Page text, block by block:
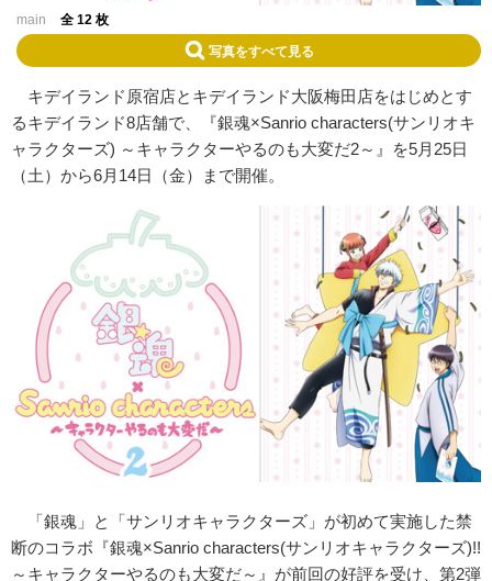
main 全 12 枚
写真をすべて見る
キデイランド原宿店とキデイランド大阪梅田店をはじめとす
るキデイランド8店舗で、『銀魂×Sanrio characters(サンリオキ
ャラクターズ) ～キャラクターやるのも大変だ2～』を5月25日
（土）から6月14日（金）まで開催。
「銀魂」と「サンリオキャラクターズ」が初めて実施した禁
断のコラボ『銀魂×Sanrio characters(サンリオキャラクターズ)!!
～キャラクターやるのも大変だ～』が前回の好評を受け、第2弾